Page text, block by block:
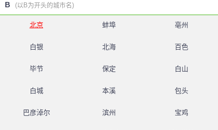
B (以B为开头的城市名)
北京 蚌埠 亳州
白银 北海 百色
毕节 保定 白山
白城 本溪 包头
巴彦淖尔 滨州 宝鸡